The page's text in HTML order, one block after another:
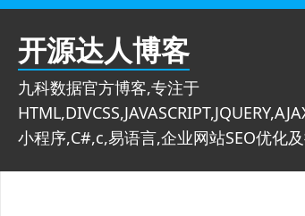
跳
开源达人博客
九科数据官方博客,专注于
小程序,C#,c,易语言,企业网站SEO优化